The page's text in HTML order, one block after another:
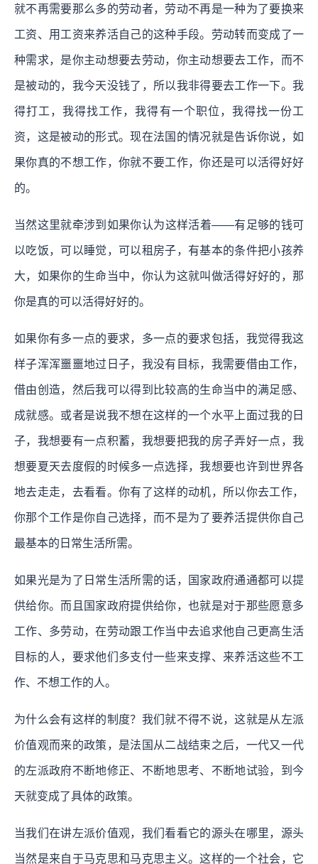
就不再需要那么多的劳动者，劳动不再是一种为了要换来
工资、用工资来养活自己的这种手段。劳动转而变成了一
种需求，是你主动想要去劳动，你主动想要去工作，而不
是被动的，我今天没钱了，所以我非得要去工作一下。我
得打工，我得找工作，我得有一个职位，我得找一份工
资，这是被动的形式。现在法国的情况就是告诉你说，如
果你真的不想工作，你就不要工作，你还是可以活得好好
的。
当然这里就牵涉到如果你认为这样活着——有足够的钱可
以吃饭，可以睡觉，可以租房子，有基本的条件把小孩养
大，如果你的生命当中，你认为这就叫做活得好好的，那
你是真的可以活得好好的。
如果你有多一点的要求，多一点的要求包括，我觉得我这
样子浑浑噩噩地过日子，我没有目标，我需要借由工作，
借由创造，然后我可以得到比较高的生命当中的满足感、
成就感。或者是说我不想在这样的一个水平上面过我的日
子，我想要有一点积蓄，我想要把我的房子弄好一点，我
想要夏天去度假的时候多一点选择，我想要也许到世界各
地去走走，去看看。你有了这样的动机，所以你去工作，
你那个工作是你自己选择，而不是为了要养活提供你自己
最基本的日常生活所需。
如果光是为了日常生活所需的话，国家政府通通都可以提
供给你。而且国家政府提供给你，也就是对于那些愿意多
工作、多劳动，在劳动跟工作当中去追求他自己更高生活
目标的人，要求他们多支付一些来支撑、来养活这些不工
作、不想工作的人。
为什么会有这样的制度？我们就不得不说，这就是从左派
价值观而来的政策，是法国从二战结束之后，一代又一代
的左派政府不断地修正、不断地思考、不断地试验，到今
天就变成了具体的政策。
当我们在讲左派价值观，我们看看它的源头在哪里，源头
当然是来自于马克思和马克思主义。这样的一个社会，它